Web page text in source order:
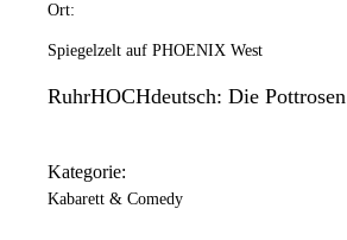
Ort:
Spiegelzelt auf PHOENIX West
RuhrHOCHdeutsch: Die Pottrosen
Kategorie:
Kabarett & Comedy